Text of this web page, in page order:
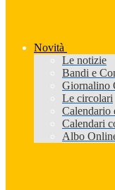
Novità
Le notizie
Bandi e
Giornalino
Le circolari
Calendario
Calendari
Albo